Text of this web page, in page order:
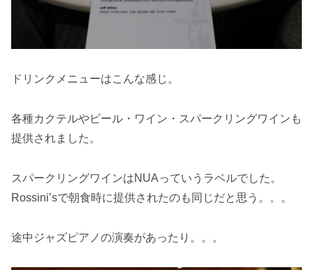
ドリンクメニューはこんな感じ。
各種カクテルやビール・ワイン・スパークリングワインも
提供されました。
スパークリングワインはNUAっていうラベルでした。
Rossini’sで朝食時に提供されたのも同じだと思う。。。
途中ジャズピアノの演奏があったり。。。